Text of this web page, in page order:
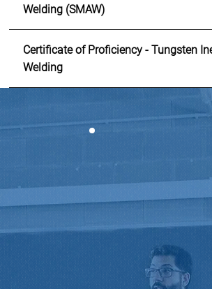
Welding (SMAW)
Certificate of Proficiency - Tungsten
Welding